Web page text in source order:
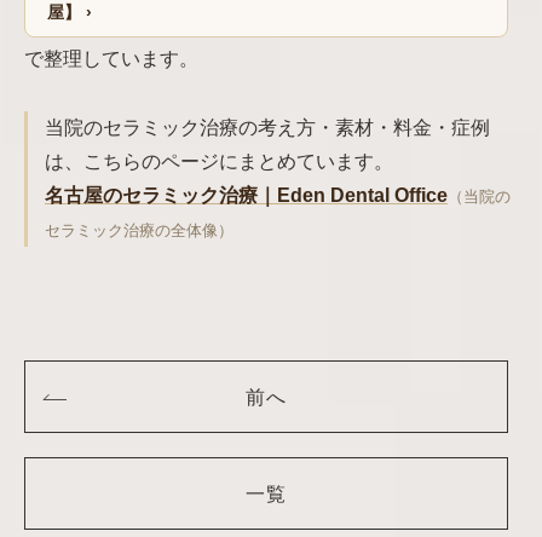
屋】 ›
で整理しています。
当院のセラミック治療の考え方・素材・料金・症例
は、こちらのページにまとめています。
名古屋のセラミック治療｜Eden Dental Office （当院の
セラミック治療の全体像）
前へ
一覧